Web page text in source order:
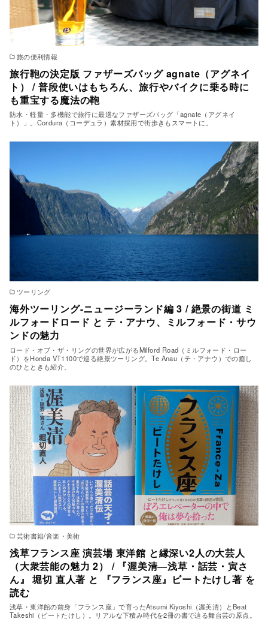
旅の便利情報
旅行鞄の決定版 ファザーズバッグ agnate（アグネイ
ト） / 普段使いはもちろん、旅行やバイクに乗る時に
も重宝する魔法の鞄
防水・軽量・多機能で旅行に最適なファザーズバッグ「agnate（アグネイ
ト）」。Cordura（コーデュラ）素材採用で街歩きもスマートに。
ツーリング
海外ツーリング-ニュージーランド編 3 / 絶景の街道 ミ
ルフォードロード と テ・アナウ、ミルフォード・サウ
ンドの魅力
ロード・オブ・ザ・リングの世界が広がるMilford Road（ミルフォード・ロー
ド）をHonda VT1100で巡る絶景ツーリング。Te Anau（テ・アナウ）での癒し
のひとときも紹介。
芸術書籍/音楽・美術
浅草フランス座 演芸場 東洋館 と縁深い2人の大芸人
（大衆芸能の魅力 2） / 『渥美清―浅草・話芸・寅さ
ん』 堀切 直人著 と 『フランス座』ビートたけし著 を
読む
浅草・東洋館の前身「フランス座」で育ったAtsumi Kiyoshi（渥美清）とBeat
Takeshi（ビートたけし）。リアルな下積み時代を2冊の書で辿る舞台芸の原点。